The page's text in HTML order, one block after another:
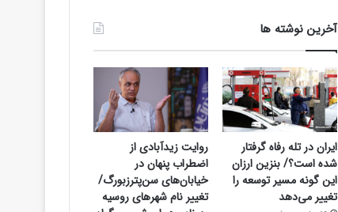
آخرین نوشته ها
ایران در تله رفاه گرفتار
شده است؟/ بنزین ارزان
این گونه مسیر توسعه را
تغییر می‌دهد
روایت زیدآبادی از
اضطراب پنهان در
خیابان‌های سن‌پترزبورگ/
تغییر نام شهرهای روسیه